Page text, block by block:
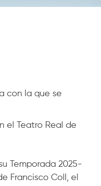
con la que se
el Teatro Real de
Temporada 2025-
Francisco Coll, el